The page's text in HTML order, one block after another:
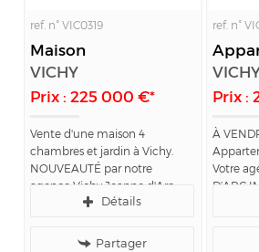
ref. n° VIC0319
Maison
VICHY
Prix : 225 000 €*
Vente d'une maison 4
chambres et jardin à Vichy.
NOUVEAUTÉ par notre
agence Vichy Jeanne d'Arc
Immobilier : maison 4
avec jardin et garage.
Détails
Partager
ref. n°
Prix :
À
Votre
D’ARC
propose